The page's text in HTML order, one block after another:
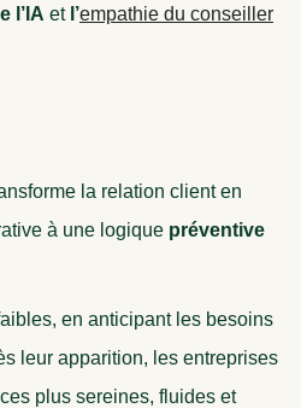
l’IA et l’empathie du conseiller
la relation client en
à une logique préventive
en anticipant les besoins
leur apparition, les entreprises
plus sereines, fluides et